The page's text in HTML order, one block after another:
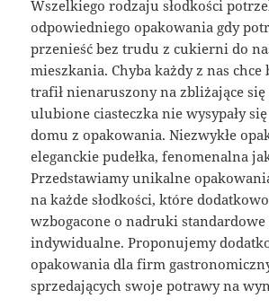
Wszelkiego rodzaju słodkości
odpowiedniego opakowania gdy
przenieść bez trudu z cukierni do
mieszkania. Chyba każdy z nas chce
trafił nienaruszony na zbliżające się
ulubione ciasteczka nie wysypały
domu z opakowania. Niezwykłe
eleganckie pudełka, fenomenalna
Przedstawiamy unikalne
na każde słodkości, które
wzbogacone o nadruki standardowe
indywidualne. Proponujemy
opakowania dla firm
sprzedających swoje potrawy na